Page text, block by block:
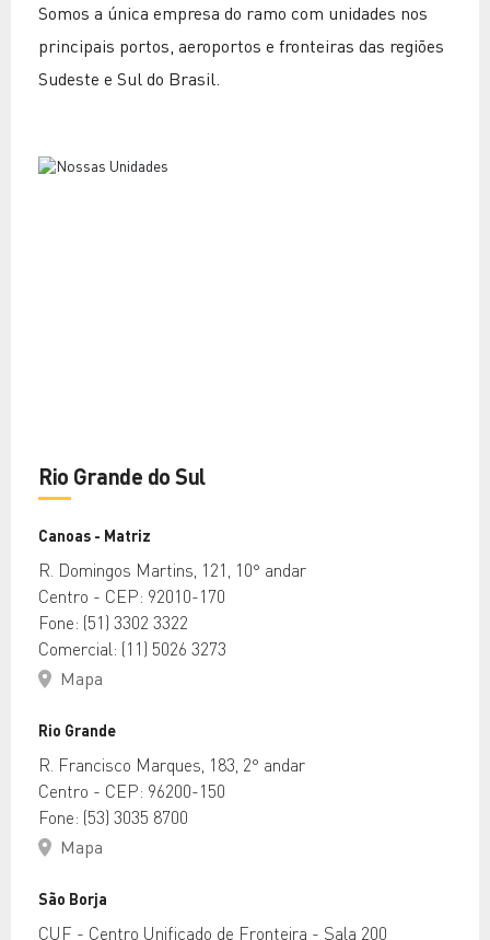
Somos a única empresa do ramo com unidades nos
principais portos, aeroportos e fronteiras das regiões
Sudeste e Sul do Brasil.
Rio Grande do Sul
Canoas - Matriz
R. Domingos Martins, 121, 10° andar
Centro - CEP: 92010-170
Fone: (51) 3302 3322
Comercial: (11) 5026 3273
Mapa
Rio Grande
R. Francisco Marques, 183, 2° andar
Centro - CEP: 96200-150
Fone: (53) 3035 8700
Mapa
São Borja
CUF - Centro Unificado de Fronteira - Sala 200